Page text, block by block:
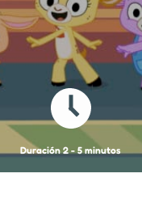
Duración 2 - 5 minutos